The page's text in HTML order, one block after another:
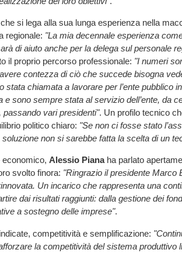
si lega alla sua lunga esperienza nella
regionale: "La mia decennale esperienza
di aiuto anche per la delega sul personale
il proprio percorso professionale: "I numeri
contezza di ciò che succede bisogna
stata chiamata a lavorare per l’ente pubblico
e sono sempre stata al servizio dell’ente, da
passando vari presidenti". Un profilo tecnico
politico chiaro: "Se non ci fosse stato
soluzione non si sarebbe fatta la scelta di un
economico, Alessio Pianaha parlato
svolto finora: "Ringrazio il presidente Marco
Un incarico che rappresenta una
dai risultati raggiunti: dalla gestione dei
a sostegno delle imprese".
competitività e semplificazione:
la competitività del sistema produttivo